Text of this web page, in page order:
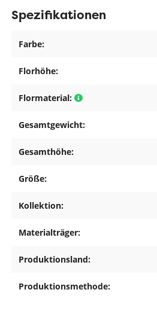
Spezifikationen
Farbe:
Florhöhe:
Flormaterial:
Gesamtgewicht:
Gesamthöhe:
Größe:
Kollektion:
Materialträger:
Produktionsland:
Produktionsmethode: